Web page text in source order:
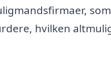
hvilken